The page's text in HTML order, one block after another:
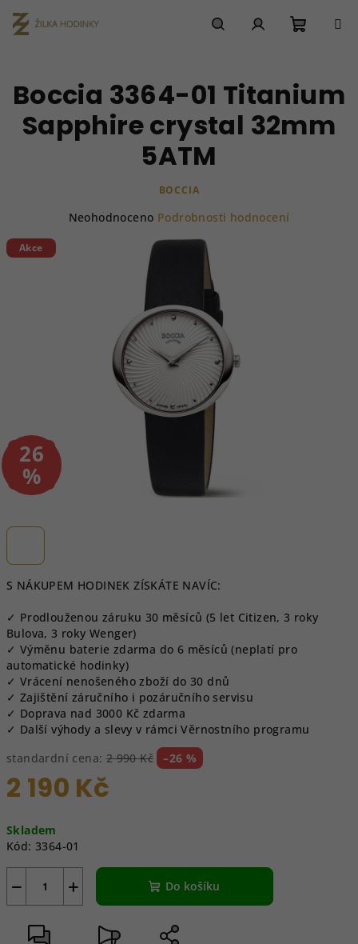
na
obsah
košík
S NÁKUPEM HODINEK ZÍSKÁTE NAVÍC:
✓ Prodlouženou záruku 30 měsíců (5 let Citizen, 3 roky
Bulova, 3 roky Wenger)
✓ Výměnu baterie zdarma do 6 měsíců (neplatí pro
automatické hodinky)
✓ Vrácení nenošeného zboží do 30 dnů
✓ Zajištění záručního i pozáručního servisu
✓ Doprava nad 3000 Kč zdarma
✓ Další výhody a slevy v rámci Věrnostního programu
standardní cena: 2 990 Kč –26 %
2 190 Kč
cena:
Skladem
Kód: 3364-01
+
− Do košíku
Boccia 3364-01 Titanium
Sapphire crystal 32mm
5ATM
BOCCIA
produktu
Neohodnoceno Podrobnosti hodnocení
Akce
26
%